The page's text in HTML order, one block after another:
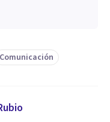
Comunicación